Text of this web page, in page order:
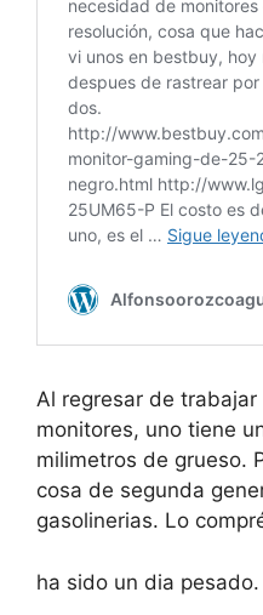
Al regresar de
monitores, uno tiene
milimetros de grueso.
cosa de segunda
gasolinerias. Lo
ha sido un dia pesado.